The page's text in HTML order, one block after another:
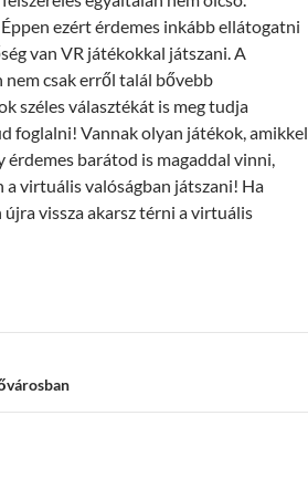
ezért érdemes inkább ellátogatni
van VR játékokkal játszani. A
csak erről talál bővebb
széles választékát is meg tudja
foglalni! Vannak olyan játékok, amikkel
barátod is magaddal vinni,
virtuális valóságban játszani! Ha
vissza akarsz térni a virtuális